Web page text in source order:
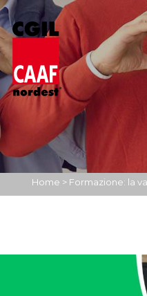
Home > Formazione: la